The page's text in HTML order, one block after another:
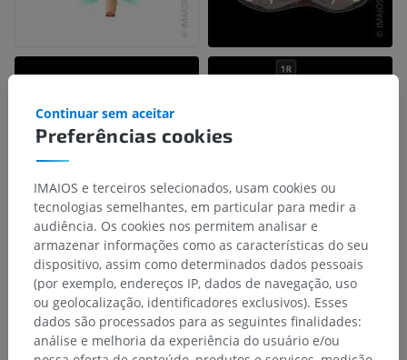
Preferências cookies
Continuar sem aceitar
IMAIOS e terceiros selecionados, usam cookies ou
tecnologias semelhantes, em particular para medir a
audiência. Os cookies nos permitem analisar e
armazenar informações como as características do seu
dispositivo, assim como determinados dados pessoais
(por exemplo, endereços IP, dados de navegação, uso
ou geolocalização, identificadores exclusivos). Esses
dados são processados para as seguintes finalidades:
análise e melhoria da experiência do usuário e/ou